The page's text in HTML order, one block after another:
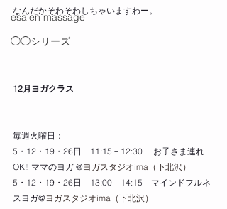
esalen massage
◯◯シリーズ
なんだかそわそわしちゃいますわー。
12月ヨガクラス
毎週火曜日：
5・12・19・26日　11:15－12:30 　お子さま連れ
OK‼ ママのヨガ @ヨガスタジオima（下北沢）
5・12・19・26日　13:00－14:15　マインドフルネ
スヨガ@ヨガスタジオima（下北沢）